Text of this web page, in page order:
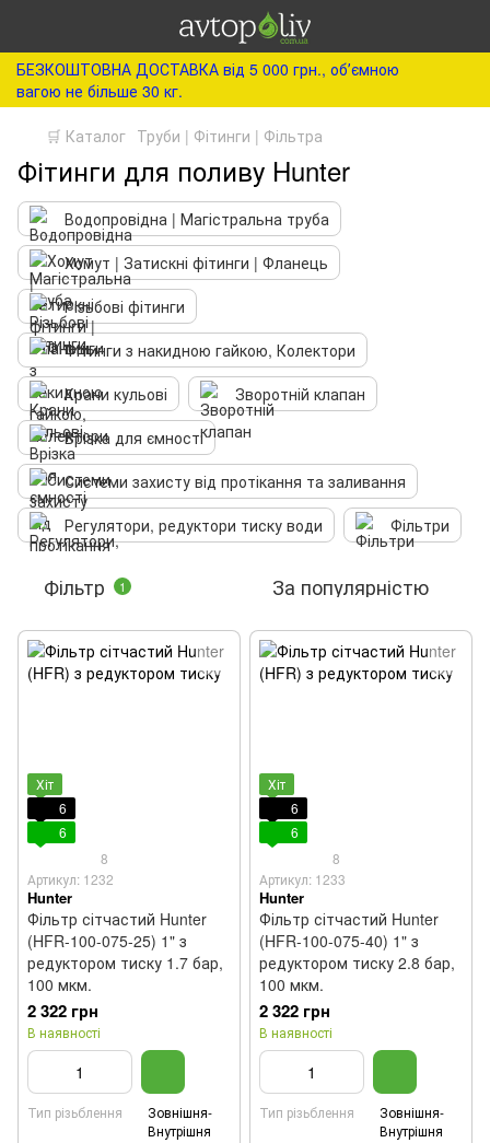
БЕЗКОШТОВНА ДОСТАВКА від 5 000 грн., обʼємною
вагою не більше 30 кг.
🛒 Каталог Труби | Фітинги | Фільтра
Фітинги для поливу Hunter
Водопровідна | Магістральна труба
Хомут | Затискні фітинги | Фланець
Різьбові фітинги
Фітинги з накидною гайкою, Колектори
Крани кульові
Зворотній клапан
Врізка для ємності
Системи захисту від протікання та заливання
Регулятори, редуктори тиску води
Фільтри
Фільтр 1 За популярністю
Хіт
6
6
8
Артикул: 1232
Hunter
Фільтр сітчастий Hunter
(HFR-100-075-25) 1" з
редуктором тиску 1.7 бар,
100 мкм.
2 322 грн
В наявності
Тип різьблення
Зовнішня-
Внутрішня
Хіт
6
6
8
Артикул: 1233
Hunter
Фільтр сітчастий Hunter
(HFR-100-075-40) 1" з
редуктором тиску 2.8 бар,
100 мкм.
2 322 грн
В наявності
Тип різьблення
Зовнішня-
Внутрішня